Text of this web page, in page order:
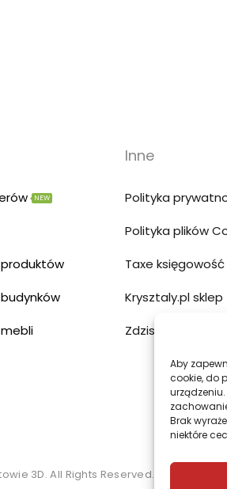
Aby
cookie, do
Brak
niektóre
NEW
Inne
Polityka
Polityka plików
Taxe
Krysztaly.pl sklep
Zdzislowicz
3D. All Rights Reserved.